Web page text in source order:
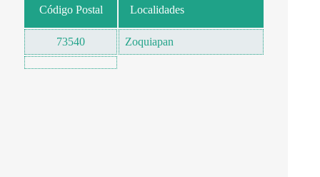
Código Postal Localidades
73540 Zoquiapan